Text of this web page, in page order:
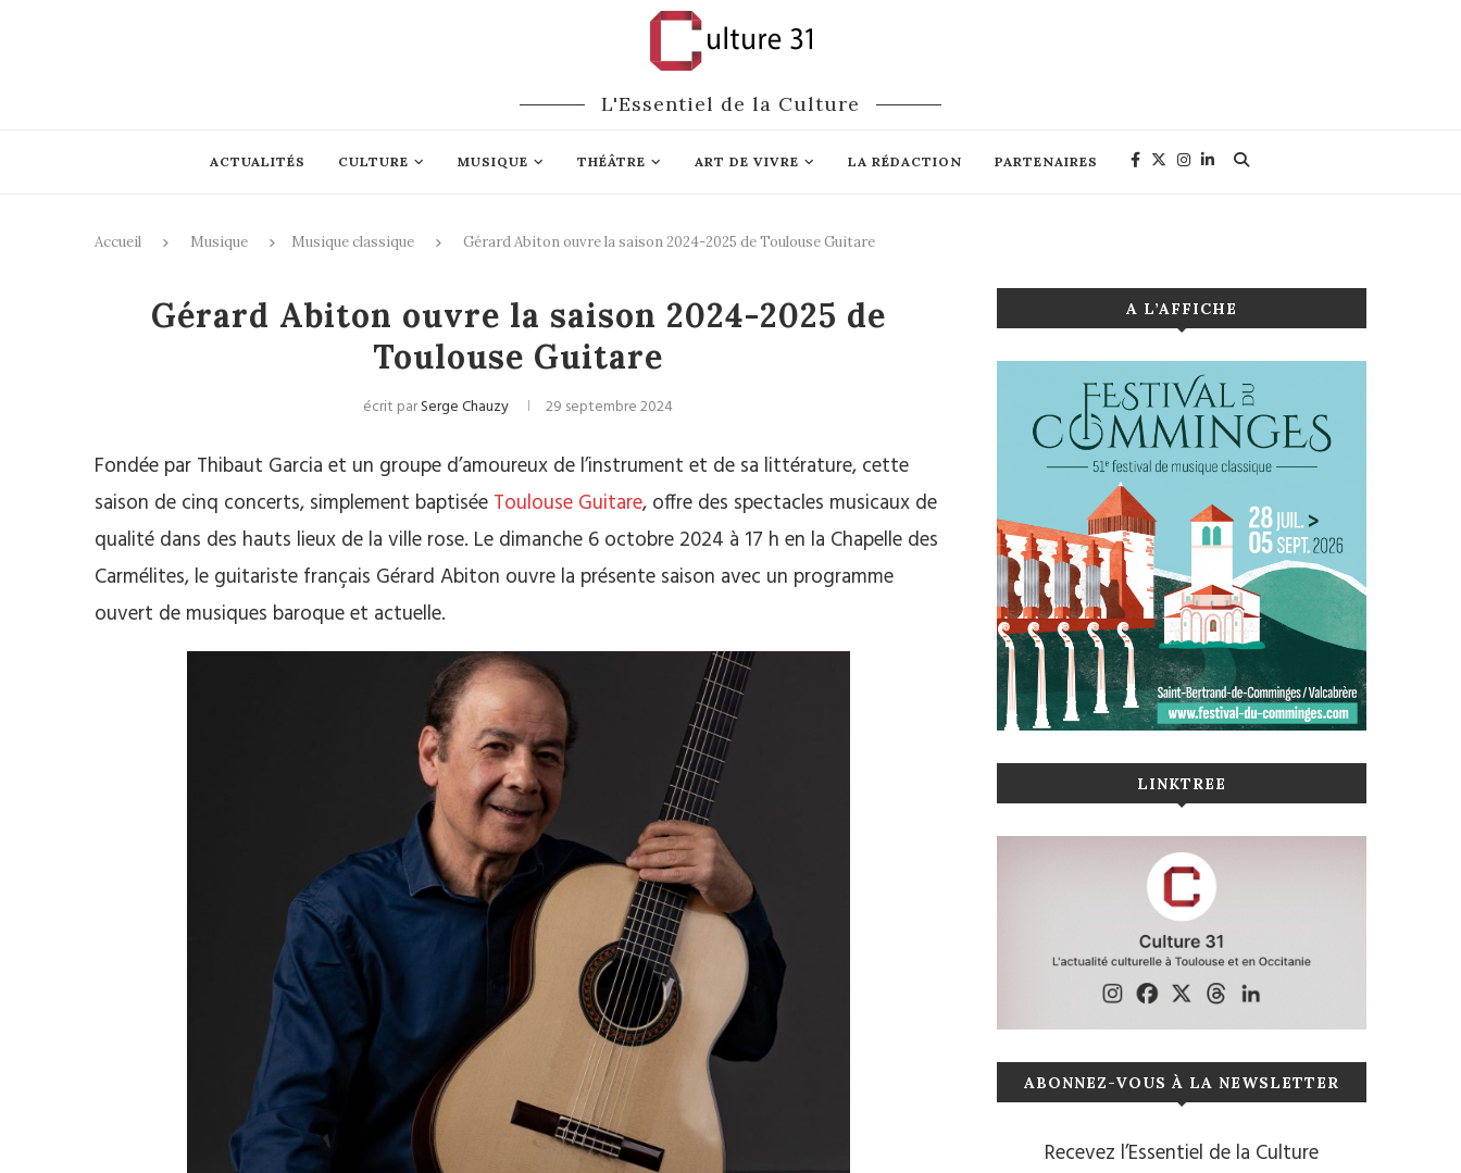
L'Essentiel de la Culture
ACTUALITÉS CULTURE MUSIQUE THÉÂTRE ART DE VIVRE LA RÉDACTION PARTENAIRES
Accueil Musique Musique classique Gérard Abiton ouvre la saison 2024-2025 de Toulouse Guitare
Gérard Abiton ouvre la saison 2024-2025 de
Toulouse Guitare
écrit parSerge Chauzy 29 septembre 2024
Fondée par Thibaut Garcia et un groupe d’amoureux de l’instrument et de sa littérature, cette
saison de cinq concerts, simplement baptisée Toulouse Guitare, offre des spectacles musicaux de
qualité dans des hauts lieux de la ville rose. Le dimanche 6 octobre 2024 à 17 h en la Chapelle des
Carmélites, le guitariste français Gérard Abiton ouvre la présente saison avec un programme
ouvert de musiques baroque et actuelle.
A L’AFFICHE
LINKTREE
ABONNEZ-VOUS À LA NEWSLETTER
Recevez l’Essentiel de la Culture